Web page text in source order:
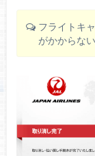
フライトキ
がかからな